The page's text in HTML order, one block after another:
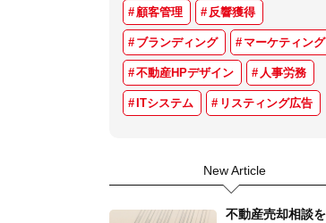
顧客管理 反響獲得
ブランディング マーケティング
不動産HPデザイン 人事労務
ITシステム リスティング広告
New Article